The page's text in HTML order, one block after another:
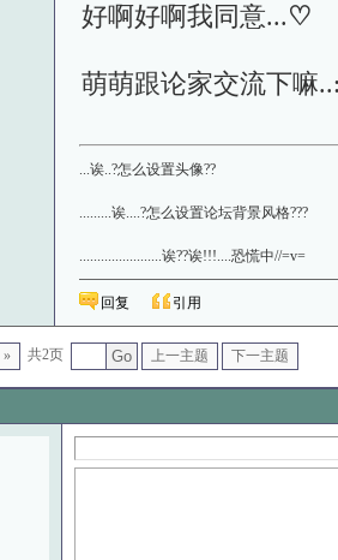
好啊好啊我同意...♡
萌萌跟论家交流下嘛
...诶..?怎么设置头像??
.........诶....?怎么设置论坛背景风格???
.......................诶??诶!!!....恐慌中//=v=
回复 引用
» 共2页 Go 上一主题 下一主题